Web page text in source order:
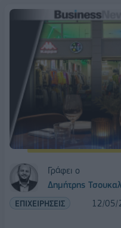
Γράφει ο
Δημήτρης
ΕΠΙΧΕΙΡΗΣΕΙΣ 12/05/